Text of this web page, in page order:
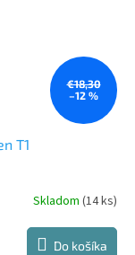
€18,30
–12 %
T1
Skladom(14 ks)
Do košíka